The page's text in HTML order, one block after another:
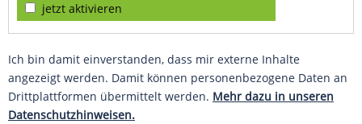
jetzt aktivieren
Ich bin damit einverstanden, dass mir externe Inhalte
angezeigt werden. Damit können personenbezogene Daten an
Drittplattformen übermittelt werden. Mehr dazu in unseren
Datenschutzhinweisen.